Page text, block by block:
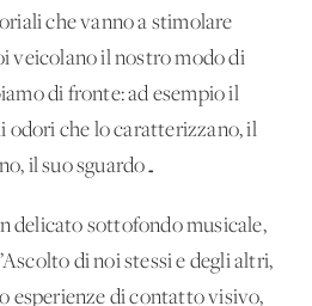
che vanno a stimolare
veicolano il nostro modo di
di fronte: ad esempio il
odori che lo caratterizzano, il
il suo sguardo…
delicato sottofondo musicale,
di noi stessi e degli altri,
esperienze di contatto visivo,